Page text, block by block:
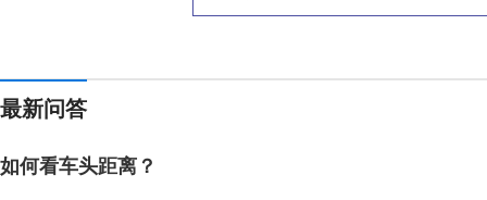
最新问答
如何看车头距离？